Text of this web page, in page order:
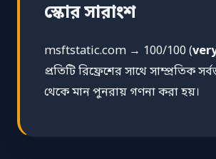
স্কোর সারাংশ
msftstatic.com → 100/100 (
প্রতিটি রিফ্রেশের সাথে সাম্প্রতিক
থেকে মান পুনরায় গণনা করা হয়।